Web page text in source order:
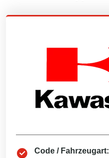
Code / Fahrzeugart: